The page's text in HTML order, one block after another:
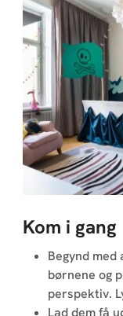
Kom i gang
Begynd
børnene og
perspektiv.
Lad dem få